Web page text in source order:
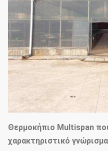
Θερμοκήπιο Multispan
χαρακτηριστικό